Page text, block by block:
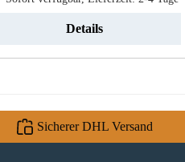
Details
Sicherer DHL Versand